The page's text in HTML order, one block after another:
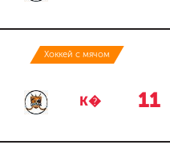
Хоккей с мячом
К� 11